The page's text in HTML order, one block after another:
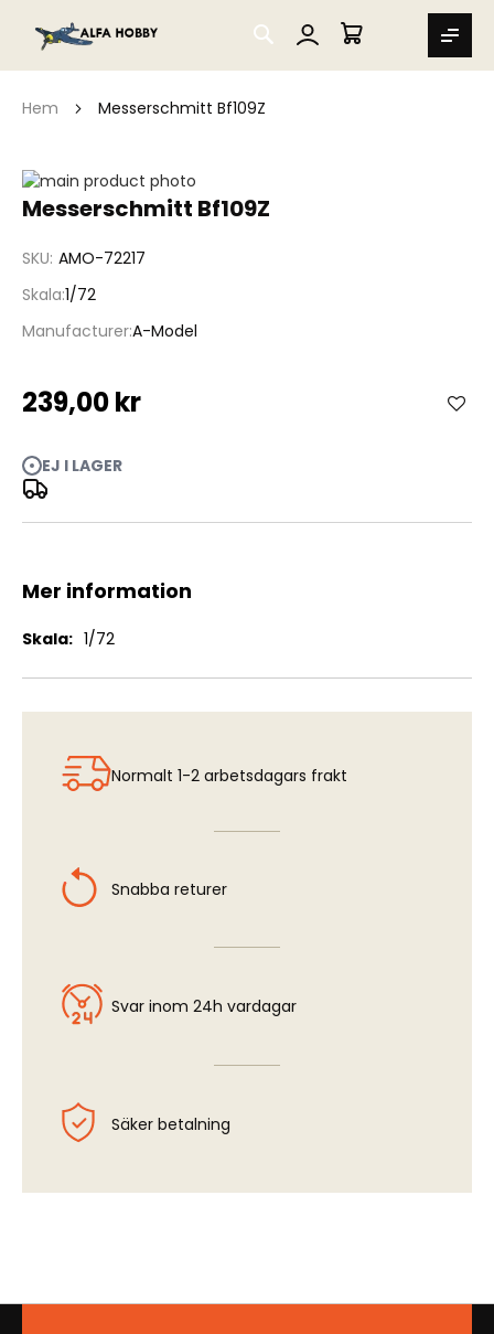
SEARCH
MIN VARUKORG
Hem Messerschmitt Bf109Z
Messerschmitt Bf109Z
SKU AMO-72217
Skala 1/72
ManufacturerA-Model
239,00 kr
EJ I LAGER
Hoppa
till
bildgalleriet
Hoppa
av
bildgalleriet
Mer information
Mer
1/72
Normalt 1-2 arbetsdagars frakt
Snabba returer
Svar inom 24h vardagar
Säker betalning